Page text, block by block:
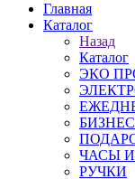
Главная
Каталог
Назад
Каталог
ЭКО
ЧАСЫ
РУЧКИ